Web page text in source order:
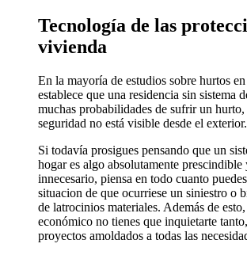
Tecnología de las
vivienda
En la mayoría de estudios sobre hurtos en
establece que una residencia sin sistema
muchas probabilidades de sufrir un hurto,
seguridad no está visible desde el exterior.
Si todavía prosigues pensando que un
hogar es algo absolutamente prescindible
innecesario, piensa en todo cuanto
situacion de que ocurriese un siniestro o
de latrocinios materiales. Además de
económico no tienes que inquietarte
proyectos amoldados a todas las